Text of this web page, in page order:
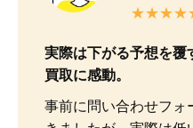
実際は下がる予想を覆
買取に感動。
事前に問い合わせフォ